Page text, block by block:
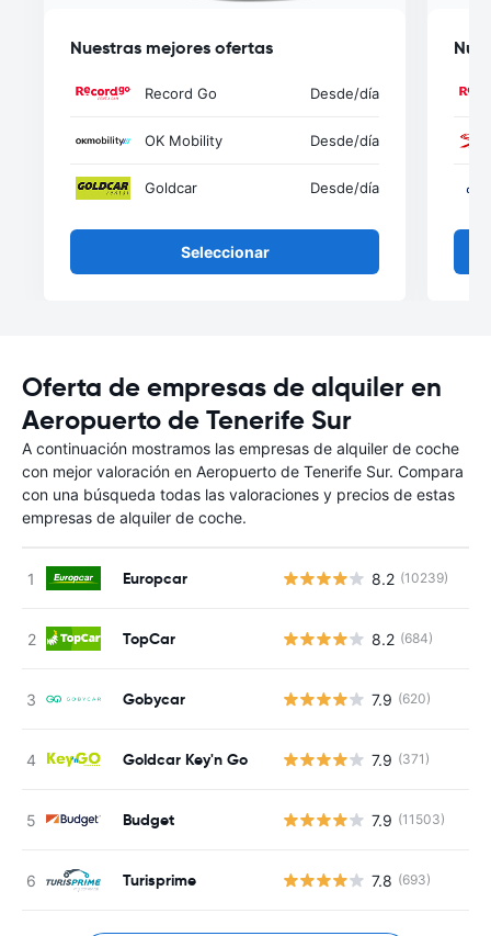
Nuestras mejores ofertas
Record Go Desde/día
OK Mobility Desde/día
Goldcar Desde/día
Seleccionar
Oferta de empresas de alquiler en
Aeropuerto de Tenerife Sur
A continuación mostramos las empresas de alquiler de coche
con mejor valoración en Aeropuerto de Tenerife Sur. Compara
con una búsqueda todas las valoraciones y precios de estas
empresas de alquiler de coche.
Europcar 8.2 (10239)
TopCar 8.2 (684)
Gobycar 7.9 (620)
Goldcar Key'n Go 7.9 (371)
Budget 7.9 (11503)
Turisprime 7.8 (693)